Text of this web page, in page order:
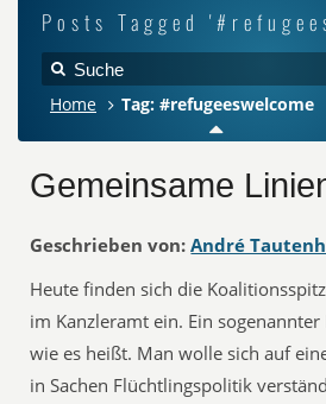
Posts Tagged
Home Tag: #refugeeswelcome
Gemeinsame
Geschrieben von: André
Heute finden sich die
im Kanzleramt ein. Ein
wie es heißt. Man wolle sich auf
in Sachen Flüchtlingspolitik